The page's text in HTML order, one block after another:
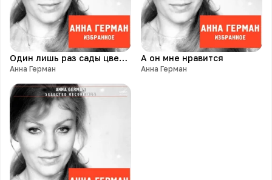
Один лишь раз сады цветут
Анна Герман
А он мне нравится
Анна Герман